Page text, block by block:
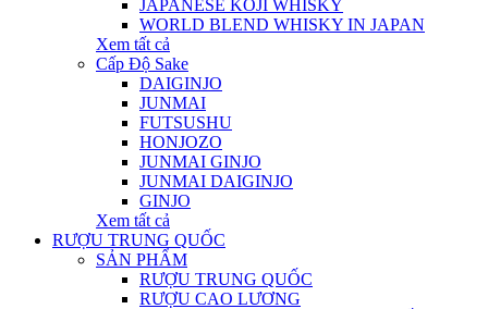
JAPANESE KOJI WHISKY
WORLD BLEND WHISKY IN JAPAN
Xem tất cả
Cấp Độ Sake
DAIGINJO
JUNMAI
FUTSUSHU
HONJOZO
JUNMAI GINJO
JUNMAI DAIGINJO
GINJO
Xem tất cả
RƯỢU TRUNG QUỐC
SẢN PHẨM
RƯỢU TRUNG QUỐC
RƯỢU CAO LƯƠNG